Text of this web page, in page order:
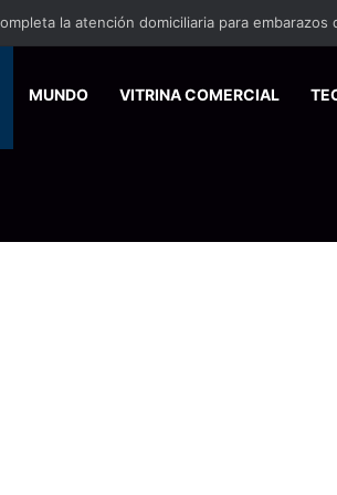
MUNDO VITRINA COMERCIAL